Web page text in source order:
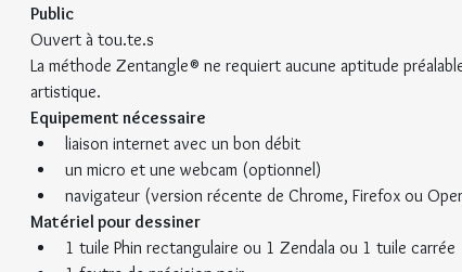
Public
Ouvert à tou.te.s
La méthode Zentangle® ne requiert aucune aptitude
artistique.
Equipement nécessaire
liaison internet avec un bon débit
un micro et une webcam (optionnel)
navigateur (version récente de Chrome, Firefox ou
Matériel pour dessiner
1 tuile Phin rectangulaire ou 1 Zendala ou 1 tuile carrée